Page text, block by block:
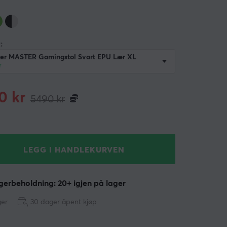
MASTER Gamingstol Svart EPU Lær XL
5490kr
kr
LEGG I HANDLEKURVEN
20+ igjen på lager
30 dager åpent kjøp